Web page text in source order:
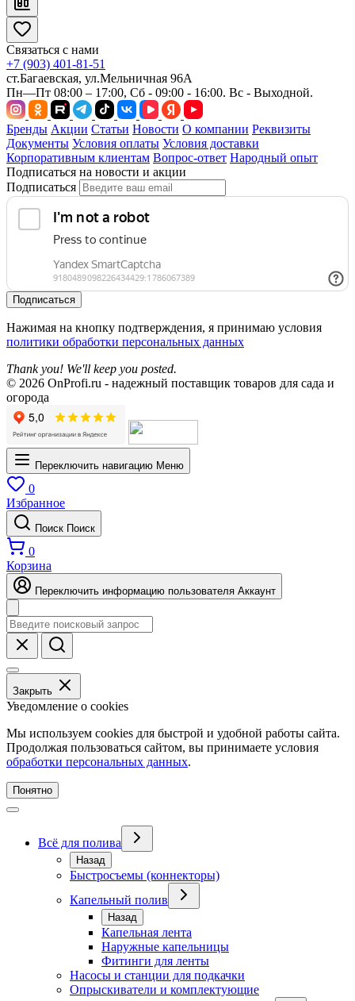
Связаться с нами
+7 (903) 401-81-51
ст.Багаевская, ул.Мельничная 96А
Пн—Пт 08:00 – 17:00, Сб - 09:00 - 16:00. Вс - Выходной.
Бренды Акции Статьи Новости О компании Реквизиты
Документы Условия оплаты Условия доставки
Корпоративным клиентам Вопрос-ответ Народный опыт
Подписаться на новости и акции
Подписаться
Подписаться
Нажимая на кнопку подтверждения, я принимаю условия
политики обработки персональных данных
Thank you! We'll keep you posted.
© 2026 OnProfi.ru - надежный поставщик товаров для сада и
огорода
Переключить навигацию Меню
0
Избранное
Поиск Поиск
0
Корзина
Переключить информацию пользователя Аккаунт
Закрыть
Уведомление о cookies
Мы используем cookies для быстрой и удобной работы сайта.
Продолжая пользоваться сайтом, вы принимаете условия
обработки персональных данных.
Понятно
Всё для полива
Назад
Быстросъемы (коннекторы)
Капельный полив
Назад
Капельная лента
Наружные капельницы
Фитинги для ленты
Насосы и станции для подкачки
Опрыскиватели и комплектующие